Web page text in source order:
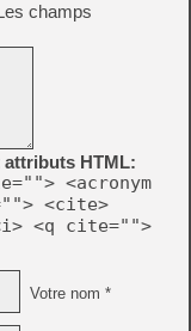
champs
attributs HTML:
<acronym
<cite>
<q cite="">
Votre nom *